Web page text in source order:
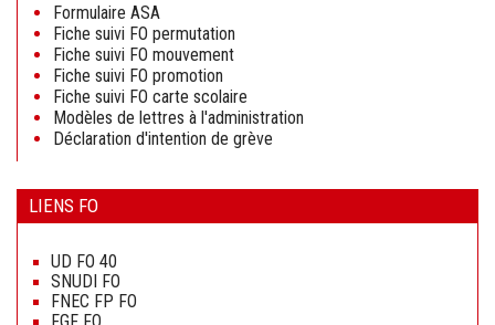
Formulaire ASA
Fiche suivi FO permutation
Fiche suivi FO mouvement
Fiche suivi FO promotion
Fiche suivi FO carte scolaire
Modèles de lettres à l'administration
Déclaration d'intention de grève
LIENS FO
contenu
UD FO 40
SNUDI FO
FNEC FP FO